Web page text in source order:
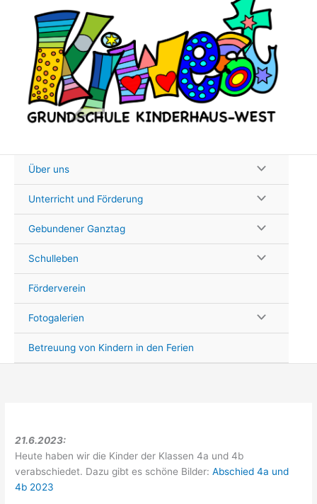
Über uns
Unterricht und Förderung
Gebundener Ganztag
Schulleben
Förderverein
Fotogalerien
Betreuung von Kindern in den Ferien
21.6.2023:
Heute haben wir die Kinder der Klassen 4a und 4b
verabschiedet. Dazu gibt es schöne Bilder:Abschied 4a und
4b 2023